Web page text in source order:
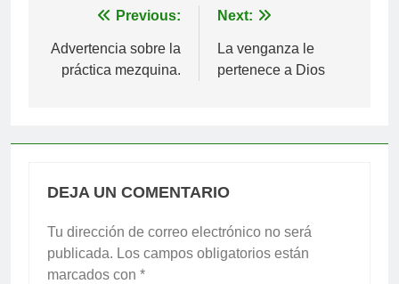
Navegación
de
entradas
Previous:
Advertencia sobre la
práctica mezquina.
Next:
La venganza le
pertenece a Dios
DEJA UN COMENTARIO
Tu dirección de correo electrónico no será
publicada. Los campos obligatorios están
marcados con *